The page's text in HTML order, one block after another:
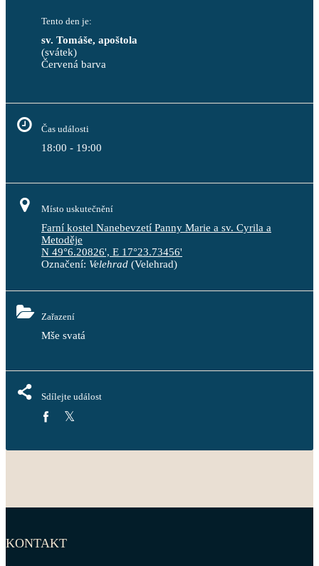
Tento den je:
sv. Tomáše, apoštola
(svátek)
Červená barva
Čas události
18:00 - 19:00
Místo uskutečnění
Farní kostel Nanebevzetí Panny Marie a sv. Cyrila a
Metoděje
N 49°6.20826', E 17°23.73456'
Označení: Velehrad (Velehrad)
Zařazení
Mše svatá
Sdílejte událost
KONTAKT